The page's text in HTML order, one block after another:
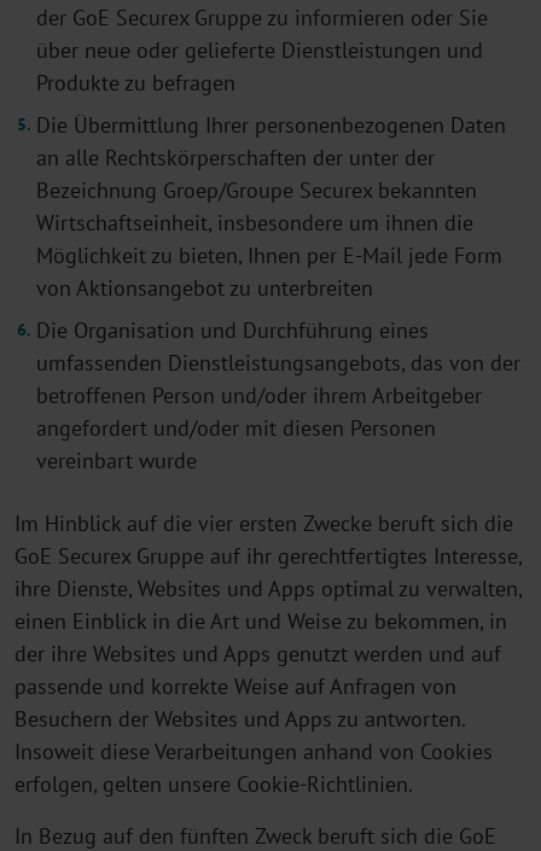
der GoE Securex Gruppe zu informieren oder Sie
über neue oder gelieferte Dienstleistungen und
Produkte zu befragen
Die Übermittlung Ihrer personenbezogenen Daten
an alle Rechtskörperschaften der unter der
Bezeichnung Groep/Groupe Securex bekannten
Wirtschaftseinheit, insbesondere um ihnen die
Möglichkeit zu bieten, Ihnen per E-Mail jede Form
von Aktionsangebot zu unterbreiten
Die Organisation und Durchführung eines
umfassenden Dienstleistungsangebots, das von der
betroffenen Person und/oder ihrem Arbeitgeber
angefordert und/oder mit diesen Personen
vereinbart wurde
Im Hinblick auf die vier ersten Zwecke beruft sich die
GoE Securex Gruppe auf ihr gerechtfertigtes Interesse,
ihre Dienste, Websites und Apps optimal zu verwalten,
einen Einblick in die Art und Weise zu bekommen, in
der ihre Websites und Apps genutzt werden und auf
passende und korrekte Weise auf Anfragen von
Besuchern der Websites und Apps zu antworten.
Insoweit diese Verarbeitungen anhand von Cookies
erfolgen, gelten unsere Cookie-Richtlinien.
In Bezug auf den fünften Zweck beruft sich die GoE